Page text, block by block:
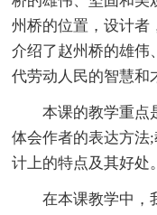
州桥的位置，设计者
介绍了赵州桥的雄伟
代劳动人民的智慧和
本课的教学重点是
体会作者的表达方法
计上的特点及其好处。
在本课教学中，